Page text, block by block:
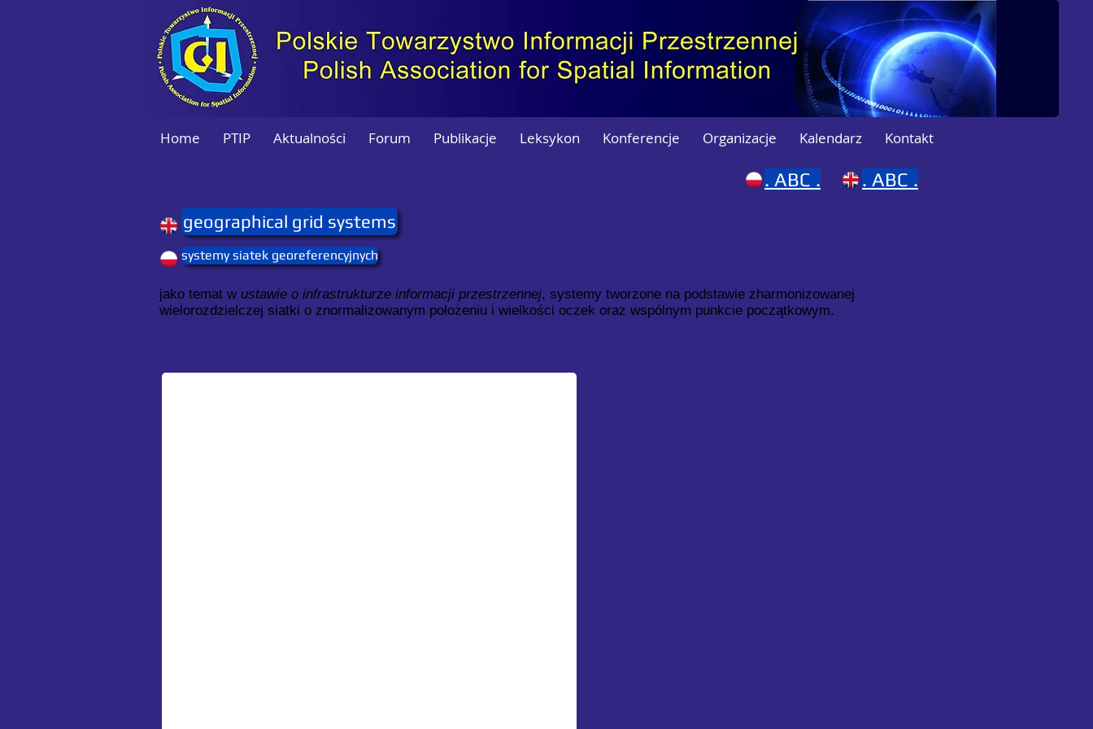
Home PTIP Aktualności Forum Publikacje Leksykon Konferencje Organizacje Kalendarz Kontakt
geographical grid systems
. ABC . . ABC .
systemy siatek georeferencyjnych
jako temat w ustawie o infrastrukturze informacji przestrzennej, systemy tworzone na podstawie zharmonizowanej
wielorozdzielczej siatki o znormalizowanym położeniu i wielkości oczek oraz wspólnym punkcie początkowym.